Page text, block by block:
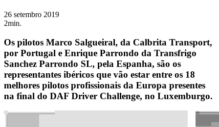
26 setembro 2019
2min.
Os pilotos Marco Salgueiral, da Calbrita Transport,
por Portugal e Enrique Parrondo da Transfrigo
Sanchez Parrondo SL, pela Espanha, são os
representantes ibéricos que vão estar entre os 18
melhores pilotos profissionais da Europa presentes
na final do DAF Driver Challenge, no Luxemburgo.